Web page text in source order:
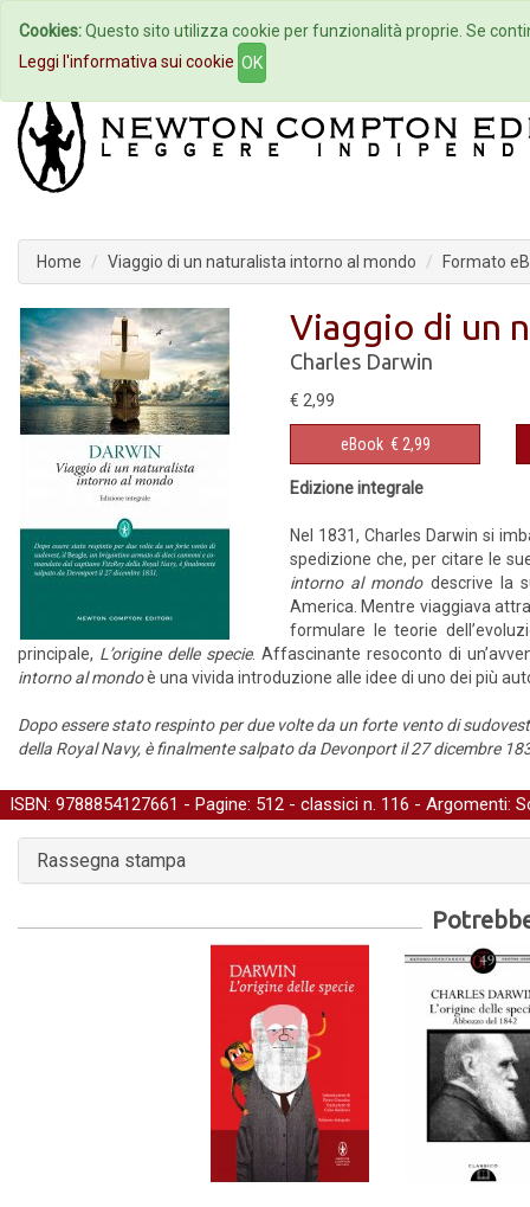
Home Autori Eventi
Home Viaggio di un naturalista intorno al mondo Formato
Viaggio di un
Charles Darwin
€ 2,99
eBook € 2,99
Edizione integrale
Nel 1831, Charles Darwin si
spedizione che, per citare le
intorno al mondodescrive la
America. Mentre viaggiava
formulare le teorie
principale, L’origine delle specie. Affascinante resoconto di
intorno al mondoè una vivida introduzione alle idee di uno dei più
Dopo essere stato respinto per due volte da un forte vento di
della Royal Navy, è finalmente salpato da Devonport il 27 dicembre
ISBN: 9788854127661 - Pagine: 512 - classici n. 116 - Argomenti:
Rassegna stampa
Cookies:Questo sito utilizza cookie per funzionalità proprie. Se
Leggi l'informativa sui cookie OK